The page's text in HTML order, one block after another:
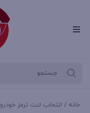
خانه / انتخاب لنت ترمز خودرو